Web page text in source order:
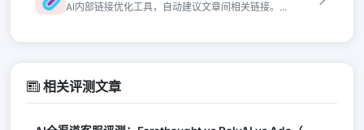
AI内部链接优化工具，自动建议文章间相关链接。...
相关评测文章